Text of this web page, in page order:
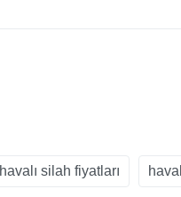
havalı silah fiyatları